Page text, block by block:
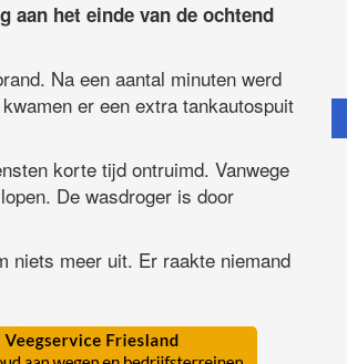
aan het einde van de ochtend
Na een aantal minuten werd
er een extra tankautospuit
korte tijd ontruimd. Vanwege
De wasdroger is door
niets meer uit. Er raakte niemand